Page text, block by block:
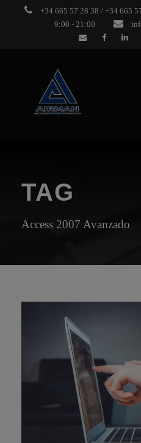
+34 665 57 28 38 / +34 665
9:00 - 21:00
TAG
Access 2007 Avanzado